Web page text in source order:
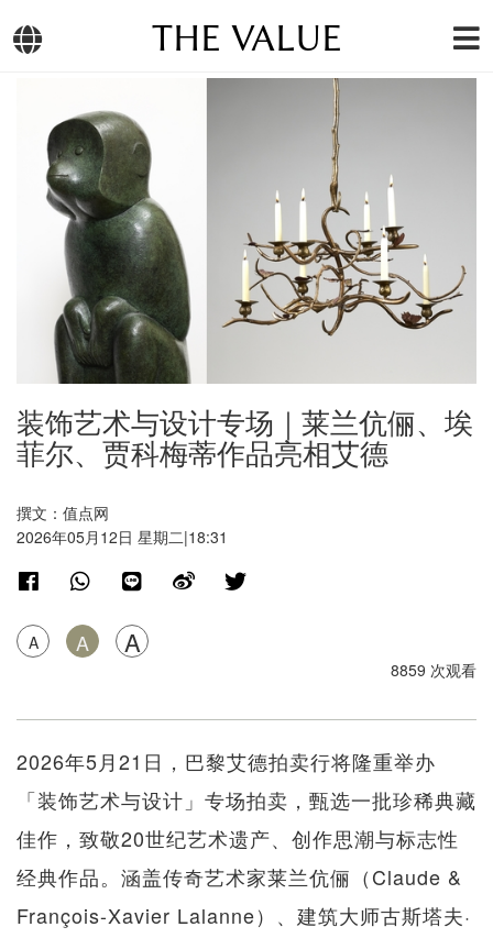
THE VALUE
装饰艺术与设计专场｜莱兰伉俪、埃
菲尔、贾科梅蒂作品亮相艾德
撰文：值点网
2026年05月12日 星期二|18:31
A A A
8859 次观看
2026年5月21日，巴黎艾德拍卖行将隆重举办
「装饰艺术与设计」专场拍卖，甄选一批珍稀典藏
佳作，致敬20世纪艺术遗产、创作思潮与标志性
经典作品。涵盖传奇艺术家莱兰伉俪（Claude &
François-Xavier Lalanne）、建筑大师古斯塔夫·